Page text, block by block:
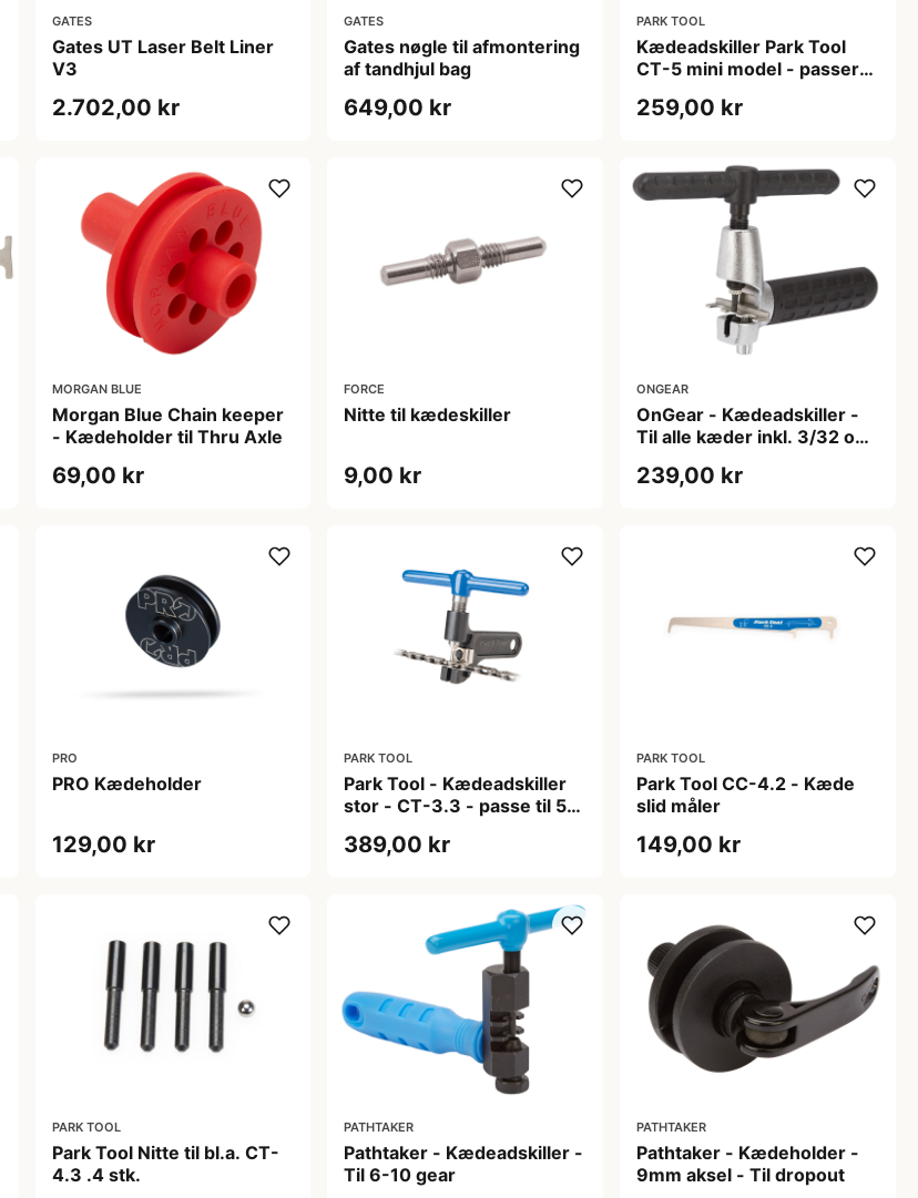
GATES
Gates UT Laser Belt Liner
V3
2.702,00 kr
GATES
Gates nøgle til afmontering
af tandhjul bag
649,00 kr
PARK TOOL
Kædeadskiller Park Tool
CT-5 mini model - passer
259,00 kr
MORGAN BLUE
Morgan Blue Chain keeper
- Kædeholder til Thru Axle
69,00 kr
FORCE
Nitte til kædeskiller
9,00 kr
ONGEAR
OnGear - Kædeadskiller -
Til alle kæder inkl. 3/32 og
239,00 kr
PRO
PRO Kædeholder
129,00 kr
PARK TOOL
Park Tool - Kædeadskiller
stor - CT-3.3 - passe til 5-
389,00 kr
PARK TOOL
Park Tool CC-4.2 - Kæde
slid måler
149,00 kr
PARK TOOL
Park Tool Nitte til bl.a. CT-
4.3 .4 stk.
PATHTAKER
Pathtaker - Kædeadskiller -
Til 6-10 gear
PATHTAKER
Pathtaker - Kædeholder -
9mm aksel - Til dropout